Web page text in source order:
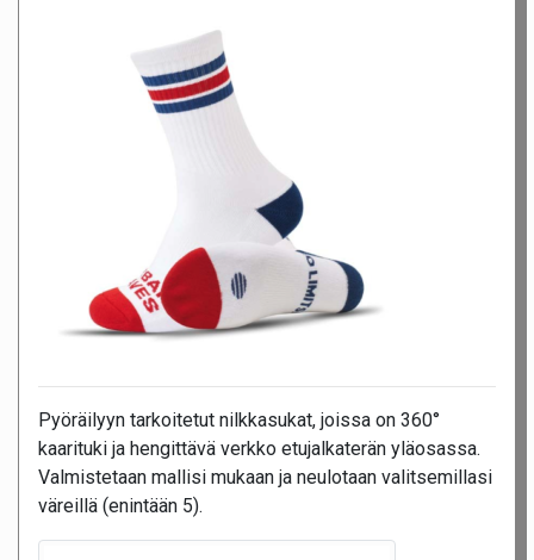
Pyöräilyyn tarkoitetut nilkkasukat, joissa on 360°
kaarituki ja hengittävä verkko etujalkaterän yläosassa.
Valmistetaan mallisi mukaan ja neulotaan valitsemillasi
väreillä (enintään 5).